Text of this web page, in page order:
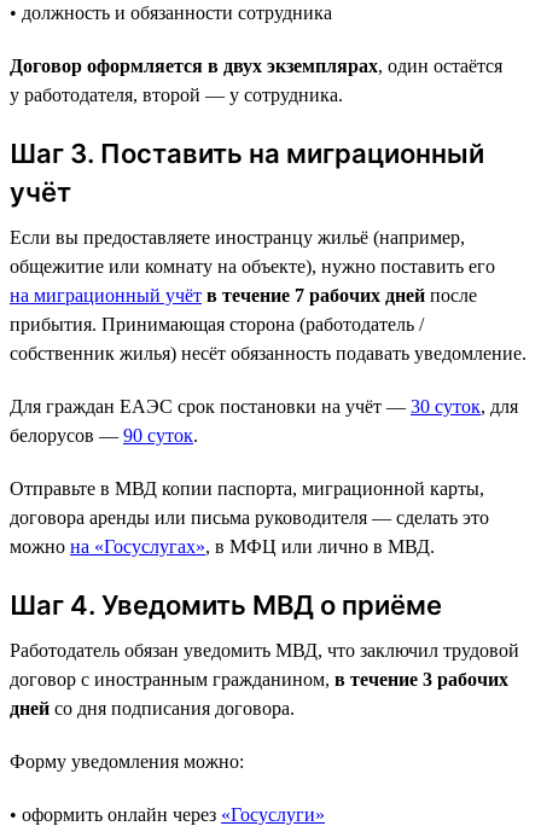
• должность и обязанности сотрудника
Договор оформляется в двух экземплярах, один остаётся
у работодателя, второй — у сотрудника.
Шаг 3. Поставить на миграционный
учёт
Если вы предоставляете иностранцу жильё (например,
общежитие или комнату на объекте), нужно поставить его
на миграционный учёт в течение 7 рабочих дней после
прибытия. Принимающая сторона (работодатель /
собственник жилья) несёт обязанность подавать уведомление.
Для граждан ЕАЭС срок постановки на учёт — 30 суток, для
белорусов — 90 суток.
Отправьте в МВД копии паспорта, миграционной карты,
договора аренды или письма руководителя — сделать это
можно на «Госуслугах», в МФЦ или лично в МВД.
Шаг 4. Уведомить МВД о приёме
Работодатель обязан уведомить МВД, что заключил трудовой
договор с иностранным гражданином, в течение 3 рабочих
дней со дня подписания договора.
Форму уведомления можно:
• оформить онлайн через «Госуслуги»